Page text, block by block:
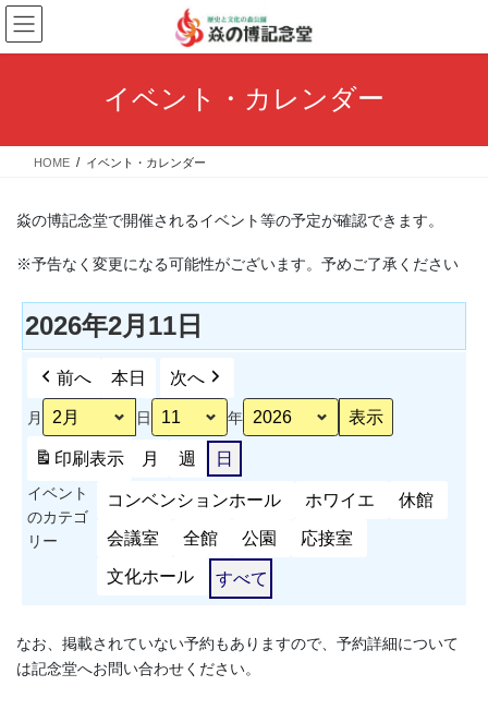
コ
ン
テ
ス
ナ
ビ
ゲ
ン
イベント・カレンダー
HOME イベント・カレンダー
焱の博記念堂で開催されるイベント等の予定が確認できます。
※予告なく変更になる可能性がございます。予めご了承ください
2026年2月11日
前へ 本日 次へ
月 日 年
印刷表示 月 週 日
イベント
のカテゴ
リー
コンベンションホール ホワイエ 休館
会議室 全館 公園 応接室
文化ホール すべて
なお、掲載されていない予約もありますので、予約詳細について
は記念堂へお問い合わせください。